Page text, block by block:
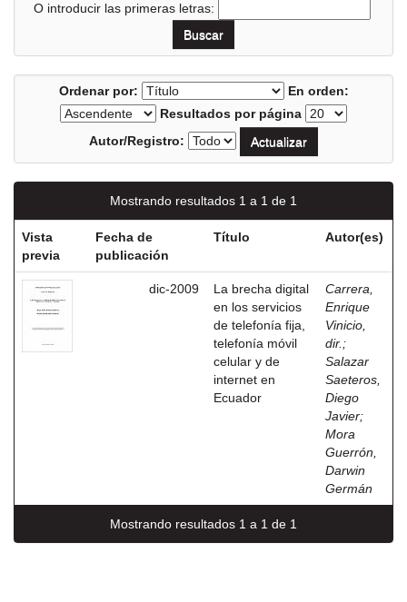
O introducir las primeras letras:
Ordenar por:
En orden:
Resultados por página
Autor/Registro:
Mostrando resultados 1 a 1 de 1
Vista
previa
Fecha de
publicación
Título Autor(es)
dic-2009
La brecha digital
en los servicios
de telefonía fija,
telefonía móvil
celular y de
internet en
Ecuador
Carrera,
Enrique
Vinicio,
dir. ;
Salazar
Saeteros,
Diego
Javier;
Mora
Guerrón,
Darwin
Germán
Mostrando resultados 1 a 1 de 1